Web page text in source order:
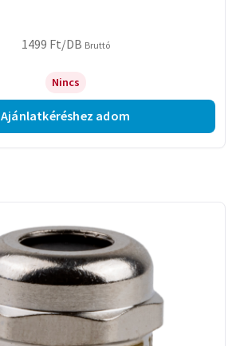
1499 Ft/DB Bruttó
Nincs
Ajánlatkéréshez adom